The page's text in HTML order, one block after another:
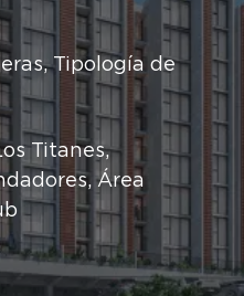
Tipología de
Titanes,
Área